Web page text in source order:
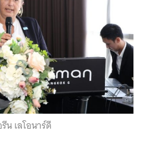
น เลโอนาร์ดี